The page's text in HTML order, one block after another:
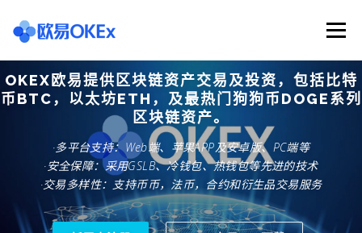
content
Menu
欧意交易所 关于欧意OKX 欧意APP下载
欧意注册网址 欧意交易下载 欧意团队
欧意APP资讯 易欧APP下载
OKEX欧易提供区块链资产交易及投资，包括比特
币BTC，以太坊ETH，及最热门狗狗币DOGE系列
区块链资产。
·多平台支持：Web端、苹果APP及安卓版、PC端等
·安全保障：采用GSLB、冷钱包、热钱包等先进的技术
·交易多样性：支持币币，法币，合约和衍生品交易服务